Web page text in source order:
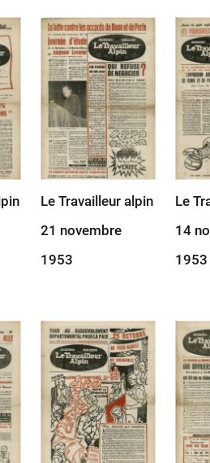
Le Travailleur alpin
21 novembre
1953
Le
14
1953